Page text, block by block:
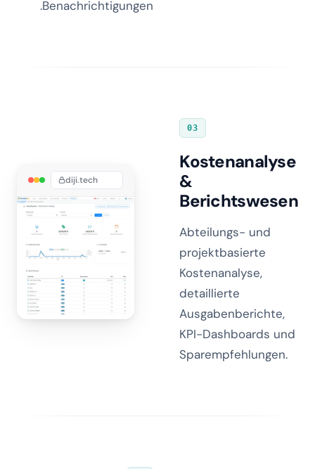
Benachrichtigungen.
diji.tech
03
Kostenanalyse
&
Berichtswesen
Abteilungs- und
projektbasierte
Kostenanalyse,
detaillierte
Ausgabenberichte,
KPI-Dashboards und
Sparempfehlungen.